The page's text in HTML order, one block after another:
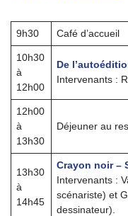
9h30 Café d’accueil
10h30
à
12h00
De
Intervenants :
12h00
à
13h30
Déjeuner au
13h30
à
14h45
Crayon noir –
Intervenants :
scénariste) et
dessinateur).